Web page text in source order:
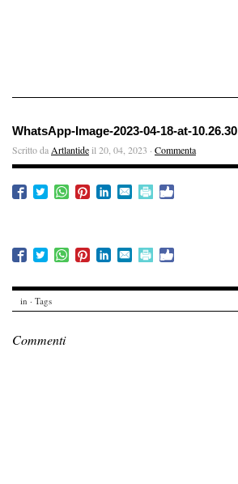
WhatsApp-Image-2023-04-18-at-10.26.30
Scritto da Artlantideil 20, 04, 2023 · Commenta
in · Tags
Commenti